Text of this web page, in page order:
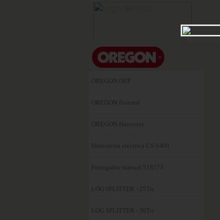
OREGON OEP
OREGON Forestal
OREGON Harvester
Motosierra eléctrica CS-1400
Fumigador manual 518771
LOG SPLITTER - 25Tn.
LOG SPLITTER - 30Tn.